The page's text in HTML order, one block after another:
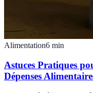
Alimentation6 min
Astuces Pratiques
Dépenses